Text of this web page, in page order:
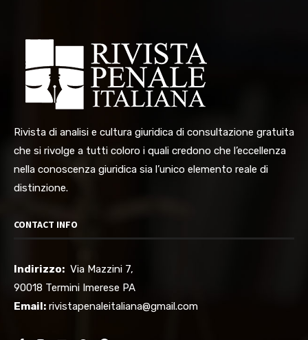
Rivista di analisi e cultura giuridica di consultazione gratuita
che si rivolge a tutti coloro i quali credono che l’eccellenza
nella conoscenza giuridica sia l’unico elemento reale di
distinzione.
CONTACT INFO
Indirizzo: Via Mazzini 7,
90018 Termini Imerese PA
Email: rivistapenaleitaliana@gmail.com